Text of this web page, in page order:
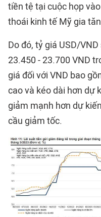
tiền tệ tại cuộc họp
thoái kinh tế Mỹ gia
Do đó, tỷ giá USD/
23.450 - 23.700 VND
giá đối với VND bao
cao và kéo dài hơn dự
giảm mạnh hơn dự
cầu giảm tốc.